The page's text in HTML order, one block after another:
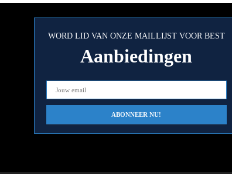
WORD LID VAN ONZE MAILLIJST VOOR BEST
Aanbiedingen